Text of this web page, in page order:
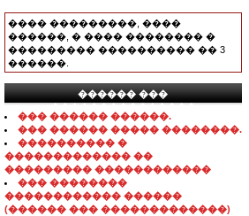
���� ���������, ����
������, � ���� �������� �
��������� ���������� �� 3
������.
������ ���
���������������
��� ������ ������.
��� ������ ����� ��������.
���������� �
������������� ��
��������� ������������
��� ��������
������������ ������
(������ ��� �������������)